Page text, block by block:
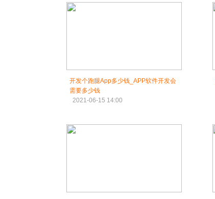
开发个跑腿App多少钱_APP软件开发会
需要多少钱
2021-06-15 14:00